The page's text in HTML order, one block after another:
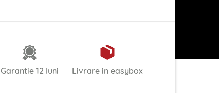
Garantie 12 luni Livrare in easybox